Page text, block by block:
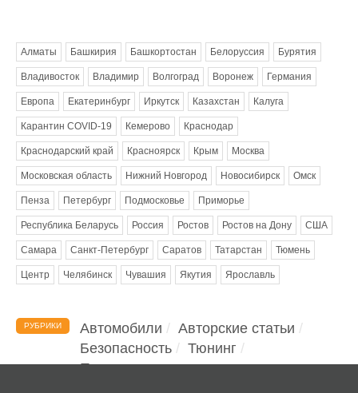
Алматы Башкирия Башкортостан Белоруссия Бурятия
Владивосток Владимир Волгоград Воронеж Германия
Европа Екатеринбург Иркутск Казахстан Калуга
Карантин COVID-19 Кемерово Краснодар
Краснодарский край Красноярск Крым Москва
Московская область Нижний Новгород Новосибирск Омск
Пенза Петербург Подмосковье Приморье
Республика Беларусь Россия Ростов Ростов на Дону США
Самара Санкт-Петербург Саратов Татарстан Тюмень
Центр Челябинск Чувашия Якутия Ярославль
РУБРИКИ Автомобили
Авторские статьи
Безопасность
Тюнинг
Помощь водителю